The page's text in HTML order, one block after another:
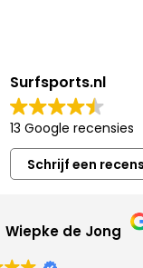
Surfsports.nl
13 Google recensies
Schrijf een
Wiepke de Jong